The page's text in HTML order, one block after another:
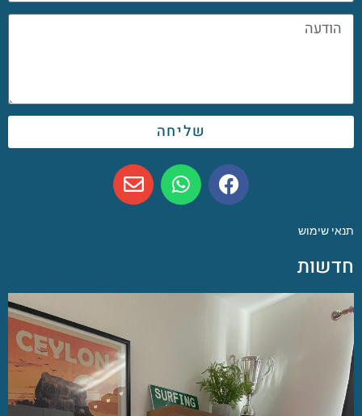
שליחה
תנאי שימוש
חדשות